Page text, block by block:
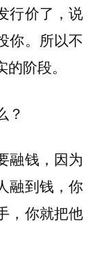
行价了，说
你。所以不
阶段。
？
融钱，因为
融到钱，你
，你就把他